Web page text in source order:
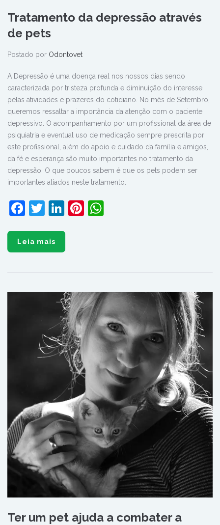
Tratamento da depressão através
de pets
Postado por Odontovet
A Depressão é uma doença real nos nossos dias sendo
caracterizada por tristeza profunda e diminuição do interesse
pelas atividades e prazeres do cotidiano. No mês de Setembro,
queremos ressaltar a importância da atenção com o paciente
depressivo. O acompanhamento por um profissional da área de
psiquiatria e eventual uso de medicação sempre prescrita por
este profissional, além do apoio e cuidado da família e amigos,
da fé e esperança são muito importantes no tratamento da
depressão. O que poucos sabem é que os pets podem ser
importantes aliados neste tratamento.
Facebook
Twitter
LinkedIn
Pinterest
Leia mais
Ter um pet ajuda a combater a